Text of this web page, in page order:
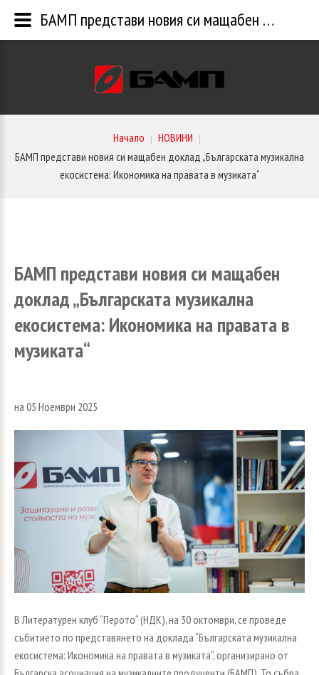
Начало | НОВИНИ |
БАМП представи новия си мащабен доклад „Българската музикална
екосистема: Икономика на правата в музиката“
БАМП представи новия си мащабен
доклад„Българскатамузикална
екосистема:Икономиканаправатав
музиката“
на 05 Ноември 2025
В Литературен клуб “Перото“ (НДК), на 30 октомври, се проведе
събитието по представянето на доклада “Българската музикална
екосистема: Икономика на правата в музиката“, организирано от
БАМП представи новия си мащабен доклад „Българската музикална екосистема: Икономика на правата в музиката“